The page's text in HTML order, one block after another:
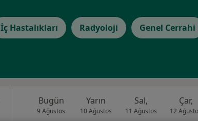
İç Hastalıkları Radyoloji Genel Cerrahi
Bugün
9 Ağustos
Yarın
10 Ağustos
Sal,
11 Ağustos
Çar,
12